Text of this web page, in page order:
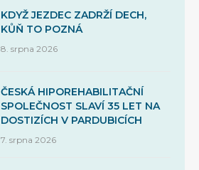
KDYŽ JEZDEC ZADRŽÍ DECH,
KŮŇ TO POZNÁ
8. srpna 2026
ČESKÁ HIPOREHABILITAČNÍ
SPOLEČNOST SLAVÍ 35 LET NA
DOSTIZÍCH V PARDUBICÍCH
7. srpna 2026